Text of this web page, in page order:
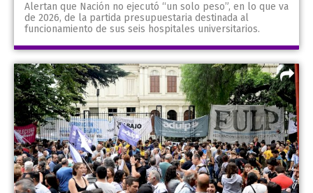
Alertan que Nación no ejecutó “un solo peso”, en lo que va
de 2026, de la partida presupuestaria destinada al
funcionamiento de sus seis hospitales universitarios.